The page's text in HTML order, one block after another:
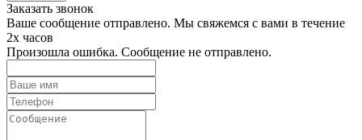
Заказать звонок
Ваше сообщение отправлено. Мы свяжемся с вами в течение
2х часов
Произошла ошибка. Сообщение не отправлено.